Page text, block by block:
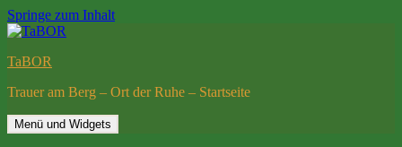
Springe zum Inhalt
TaBOR
Trauer am Berg – Ort der Ruhe – Startseite
Menü und Widgets